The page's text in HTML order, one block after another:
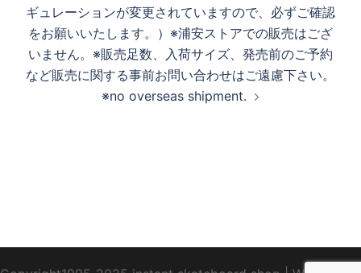
ギュレーションが変更されていますので、必ずご確認
をお願いいたします。）※浦安ストアでの販売はござ
いません。※販売足数、入荷サイズ、発売前のご予約
など販売に関する事前お問い合わせはご遠慮下さい。
※no overseas shipment.